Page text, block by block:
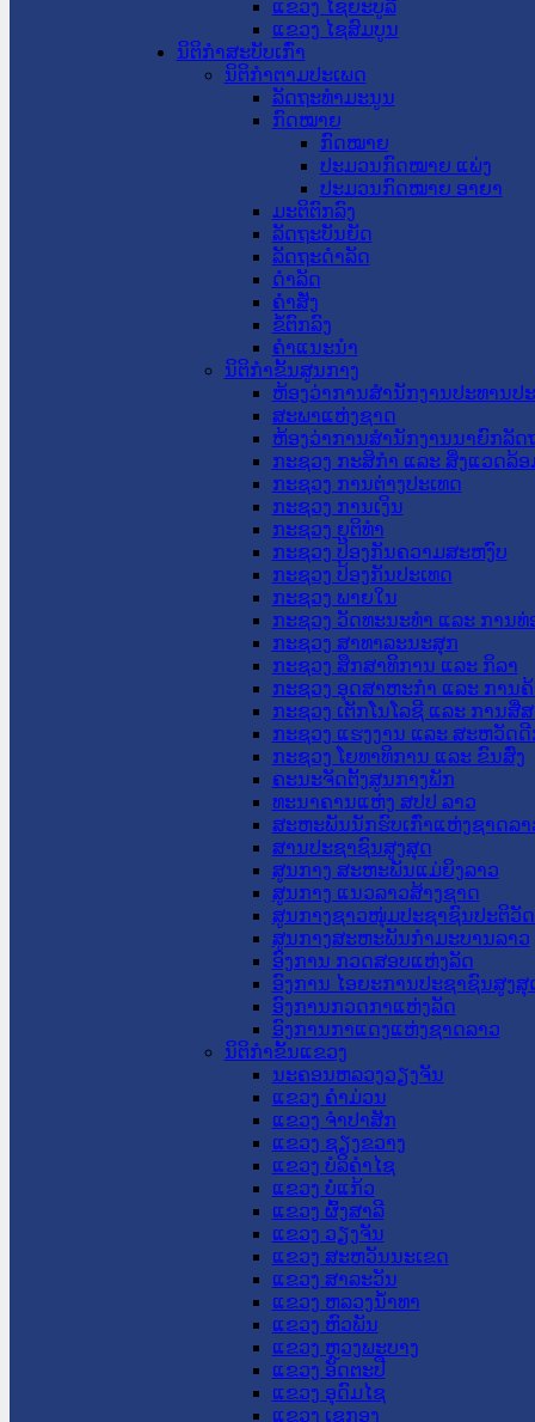
ແຂວງ ໄຊຍະບູລີ
ແຂວງ ໄຊສົມບູນ
ນິຕິກໍາສະບັບເກົ່າ
ນິຕິກຳຕາມປະເພດ
ລັດຖະທໍາມະນູນ
ກົດໝາຍ
ກົດໝາຍ
ປະມວນກົດໝາຍ ແພ່ງ
ປະມວນກົດໝາຍ ອາຍາ
ມະຕິຕົກລົງ
ລັດຖະບັນຍັດ
ລັດຖະດໍາລັດ
ດໍາລັດ
ຄໍາສັ່ງ
ຂໍ້ຕົກລົງ
ຄໍາແນະນໍາ
ນິຕິກໍາຂັ້ນສູນກາງ
ຫ້ອງວ່າການສໍານັກງານປະທານປ
ສະພາແຫ່ງຊາດ
ຫ້ອງວ່າການສຳນັກງານນາຍົກລັດ
ກະຊວງ ກະສິກຳ ແລະ ສິ່ງແວດລ້ອ
ກະຊວງ ການຕ່າງປະເທດ
ກະຊວງ ການເງິນ
ກະຊວງ ຍຸຕິທໍາ
ກະຊວງ ປ້ອງກັນຄວາມສະຫງົບ
ກະຊວງ ປ້ອງກັນປະເທດ
ກະຊວງ ພາຍໃນ
ກະຊວງ ວັດທະນະທຳ ແລະ ການທ່
ກະຊວງ ສາທາລະນະສຸກ
ກະຊວງ ສຶກສາທິການ ແລະ ກິລາ
ກະຊວງ ອຸດສາຫະກຳ ແລະ ການຄ້
ກະຊວງ ເຕັກໂນໂລຊີ ແລະ ການສື່
ກະຊວງ ແຮງງານ ແລະ ສະຫວັດ
ກະຊວງ ໂຍທາທິການ ແລະ ຂົນສົ່ງ
ຄະນະຈັດຕັ້ງສູນກາງພັກ
ທະນາຄານແຫ່ງ ສປປ ລາວ
ສະຫະພັນນັກຮົບເກົ່າແຫ່ງຊາດລາ
ສານປະຊາຊົນສູງສຸດ
ສູນກາງ ສະຫະພັນແມ່ຍິງລາວ
ສູນກາງ ແນວລາວສ້າງຊາດ
ສູນກາງຊາວໜຸ່ມປະຊາຊົນປະຕິວັ
ສູນກາງສະຫະພັນກຳມະບານລາວ
ອົງການ ກວດສອບແຫ່ງລັດ
ອົງການ ໄອຍະການປະຊາຊົນສູງສຸ
ອົງການກວດກາແຫ່ງລັດ
ອົງການກາແດງແຫ່ງຊາດລາວ
ນິຕິກໍາຂັ້ນແຂວງ
ນະ​ຄອນ​ຫລວງວຽງຈັນ
ແຂວງ ຄໍາມ່ວນ
ແຂວງ ຈໍາປາສັກ
ແຂວງ ຊຽງຂວາງ
ແຂວງ ບໍລິຄໍາໄຊ
ແຂວງ ບໍ່ແກ້ວ
ແຂວງ ຜົ້ງສາລີ
ແຂວງ ວຽງຈັນ
ແຂວງ ສະຫວັນນະເຂດ
ແຂວງ ສາລະວັນ
ແຂວງ ຫລວງນໍ້າທາ
ແຂວງ ຫົວພັນ
ແຂວງ ຫຼວງພະບາງ
ແຂວງ ອັດຕະປື
ແຂວງ ອຸດົມໄຊ
ແຂວງ ເຊກອງ